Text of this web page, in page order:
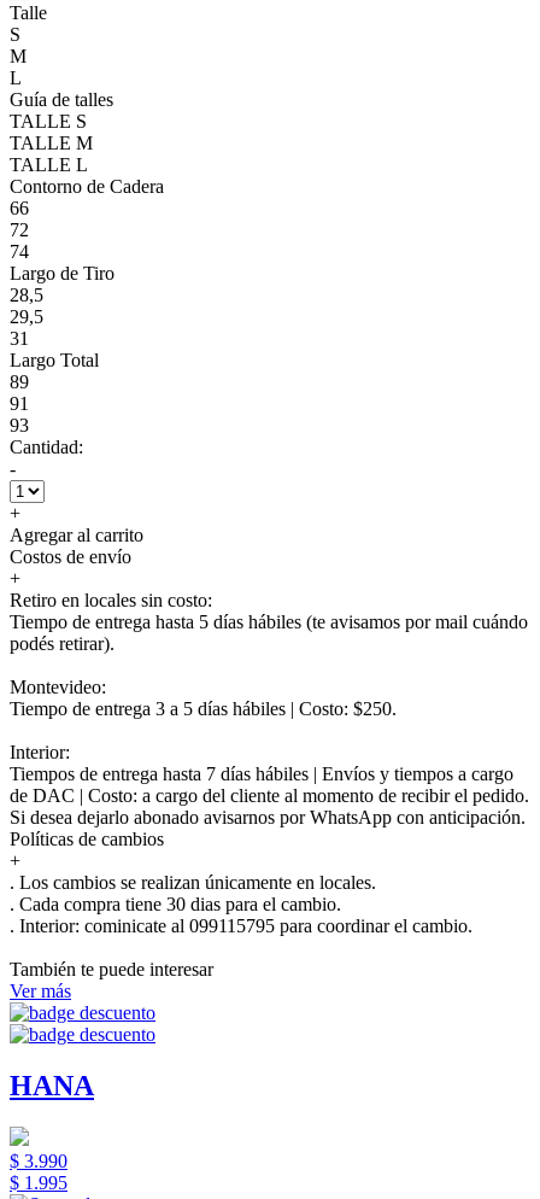
Talle
S
M
L
Guía de talles
TALLE S
TALLE M
TALLE L
Contorno de Cadera
66
72
74
Largo de Tiro
28,5
29,5
31
Largo Total
89
91
93
Cantidad:
-
+
Agregar al carrito
Costos de envío
+
Retiro en locales sin costo:
Tiempo de entrega hasta 5 días hábiles (te avisamos por mail cuándo
podés retirar).
Montevideo:
Tiempo de entrega 3 a 5 días hábiles | Costo: $250.
Interior:
Tiempos de entrega hasta 7 días hábiles | Envíos y tiempos a cargo
de DAC | Costo: a cargo del cliente al momento de recibir el pedido.
Si desea dejarlo abonado avisarnos por WhatsApp con anticipación.
Políticas de cambios
+
. Los cambios se realizan únicamente en locales.
. Cada compra tiene 30 dias para el cambio.
. Interior: cominicate al 099115795 para coordinar el cambio.
También te puede interesar
Ver más
HANA
$ 3.990
$ 1.995